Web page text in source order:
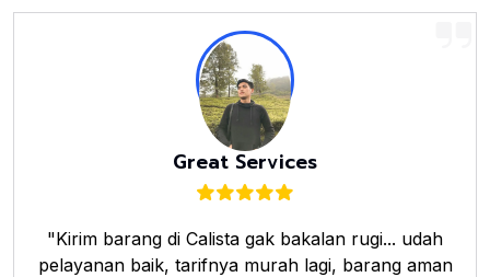
Great Services
"Kirim barang di Calista gak bakalan rugi... udah
pelayanan baik, tarifnya murah lagi, barang aman